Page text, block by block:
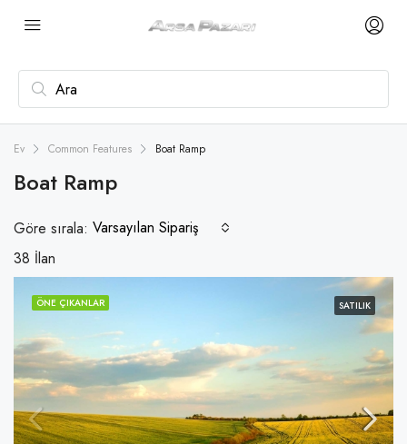
Ev Common Features Boat Ramp
Boat Ramp
38 İlan
Göre sırala: Varsayılan Sipariş
ÖNE ÇIKANLAR SATILIK